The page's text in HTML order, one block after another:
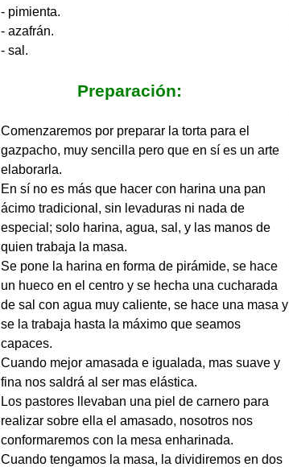
- pimienta.
- azafrán.
- sal.
Preparación:
Comenzaremos por preparar la torta para el
gazpacho, muy sencilla pero que en sí es un arte
elaborarla.
En sí no es más que hacer con harina una pan
ácimo tradicional, sin levaduras ni nada de
especial; solo harina, agua, sal, y las manos de
quien trabaja la masa.
Se pone la harina en forma de pirámide, se hace
un hueco en el centro y se hecha una cucharada
de sal con agua muy caliente, se hace una masa y
se la trabaja hasta la máximo que seamos
capaces.
Cuando mejor amasada e igualada, mas suave y
fina nos saldrá al ser mas elástica.
Los pastores llevaban una piel de carnero para
realizar sobre ella el amasado, nosotros nos
conformaremos con la mesa enharinada.
Cuando tengamos la masa, la dividiremos en dos